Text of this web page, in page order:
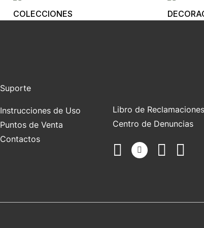
COLECCIONES
Suporte
Instrucciones de Uso
Puntos de Venta
Contactos
Libro de Reclamaciones
Centro de Denuncias